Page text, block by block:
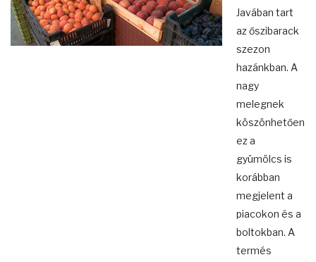
Javában tart
az őszibarack
szezon
hazánkban. A
nagy
melegnek
köszönhetően
ez a
gyümölcs is
korábban
megjelent a
piacokon és a
boltokban. A
termés